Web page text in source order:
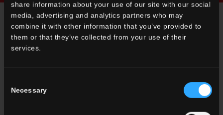
share information about your use of our site with our social
media, advertising and analytics partners who may
combine it with other information that you’ve provided to
them or that they’ve collected from your use of their
services.
Selection
Necessary
RICHIEDI INFORMAZIONI